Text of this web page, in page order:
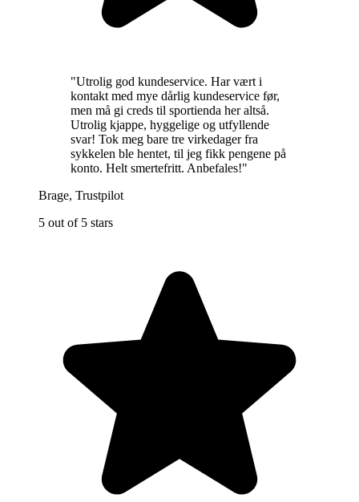
"Utrolig god kundeservice. Har vært i
kontakt med mye dårlig kundeservice før,
men må gi creds til sportienda her altså.
Utrolig kjappe, hyggelige og utfyllende
svar! Tok meg bare tre virkedager fra
sykkelen ble hentet, til jeg fikk pengene på
konto. Helt smertefritt. Anbefales!"
Brage, Trustpilot
5 out of 5 stars